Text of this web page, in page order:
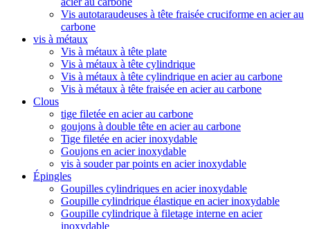
Vis autotaraudeuses à tête fraisée cruciforme en acier au
carbone
vis à métaux
Vis à métaux à tête plate
Vis à métaux à tête cylindrique
Vis à métaux à tête cylindrique en acier au carbone
Vis à métaux à tête fraisée en acier au carbone
Clous
tige filetée en acier au carbone
goujons à double tête en acier au carbone
Tige filetée en acier inoxydable
Goujons en acier inoxydable
vis à souder par points en acier inoxydable
Épingles
Goupilles cylindriques en acier inoxydable
Goupille cylindrique élastique en acier inoxydable
Goupille cylindrique à filetage interne en acier
inoxydable